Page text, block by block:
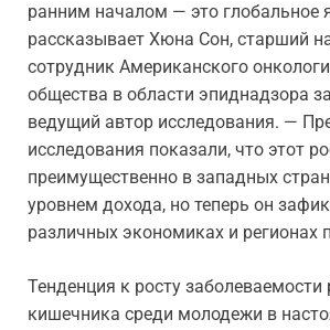
ранним началом — это глобальное
рассказывает Хюна Сон, старший
сотрудник Американского
общества в области эпиднадзора
ведущий автор исследования. —
исследования показали, что этот
преимущественно в западных
уровнем дохода, но теперь он
различных экономиках и регионах
Тенденция к росту заболеваемости
кишечника среди молодежи в